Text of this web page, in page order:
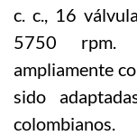
c. c., 16
5750 rpm.
ampliamente
sido
colombianos.